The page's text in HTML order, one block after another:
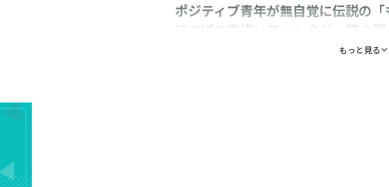
ポジティブ青年が無自覚に伝説の「
ほのぼの勘違いファンタジー第６弾！
描き下ろし漫画＆原作者書き下ろし
もっと見る